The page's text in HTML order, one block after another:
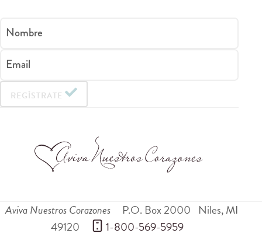
Nombre
Email
REGÍSTRATE
Aviva Nuestros Corazones P.O. Box 2000 Niles,MI
49120
1-800-569-5959